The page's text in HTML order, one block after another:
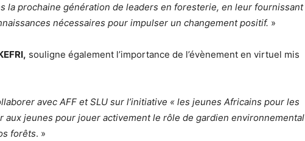
la prochaine génération de leaders en foresterie, en leur fournissant
nécessaires pour impulser un changement positif. »
souligne également l’importance de l’évènement en virtuel mis
avec AFF et SLU sur l’initiative « les jeunes Africains pour les
aux jeunes pour jouer activement le rôle de gardien environnemental
forêts. »